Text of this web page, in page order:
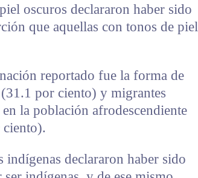
oscuros declararon haber sido
que aquellas con tonos de piel
reportado fue la forma de
por ciento) y migrantes
la población afrodescendiente
ciento).
indígenas declararon haber sido